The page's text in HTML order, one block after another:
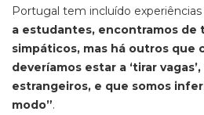
Portugal tem incluído experiências
a estudantes, encontramos de
simpáticos, mas há outros que
deveríamos estar a ‘tirar
estrangeiros, e que somos
modo”.